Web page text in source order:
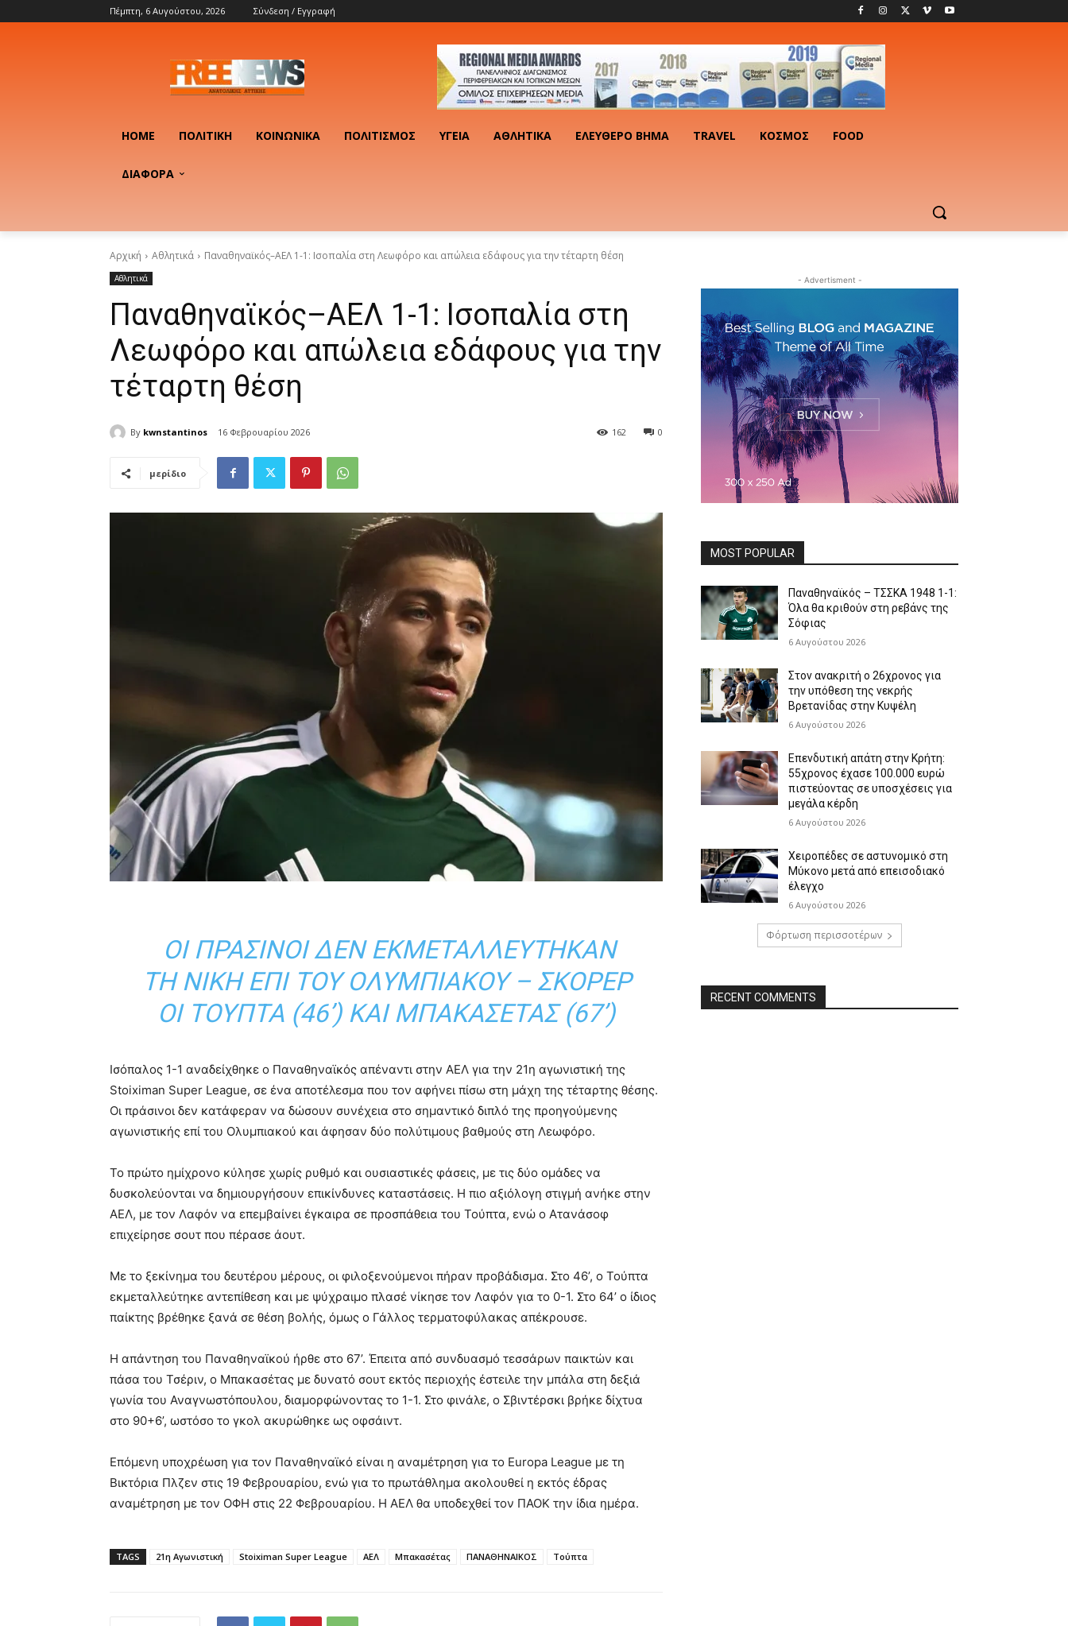
Πέμπτη, 6 Αυγούστου, 2026 Σύνδεση / Εγγραφή
HOME ΠΟΛΙΤΙΚΉ ΚΟΙΝΩΝΙΚΆ ΠΟΛΙΤΙΣΜΌΣ ΥΓΕΊΑ ΑΘΛΗΤΙΚΆ ΕΛΕΎΘΕΡΟ ΒΉΜΑ TRAVEL ΚΟΣΜΟΣ FOOD
ΔΙΑΦΟΡΑ
Αρχική Αθλητικά Παναθηναϊκός–ΑΕΛ 1-1: Ισοπαλία στη Λεωφόρο και απώλεια εδάφους για την τέταρτη θέση
Αθλητικά
Παναθηναϊκός–ΑΕΛ 1-1: Ισοπαλία στη
Λεωφόρο και απώλεια εδάφους για την
τέταρτη θέση
By kwnstantinos 16 Φεβρουαρίου 2026 0
162
μερίδιο
ΟΙ ΠΡΆΣΙΝΟΙ ΔΕΝ ΕΚΜΕΤΑΛΛΕΎΤΗΚΑΝ
ΤΗ ΝΊΚΗ ΕΠΊ ΤΟΥ ΟΛΥΜΠΙΑΚΟΎ – ΣΚΌΡΕΡ
ΟΙ ΤΟΎΠΤΑ (46’) ΚΑΙ ΜΠΑΚΑΣΈΤΑΣ (67’)
Ισόπαλος 1-1 αναδείχθηκε ο Παναθηναϊκός απέναντι στην ΑΕΛ για την 21η αγωνιστική της
Stoiximan Super League, σε ένα αποτέλεσμα που τον αφήνει πίσω στη μάχη της τέταρτης θέσης.
Οι πράσινοι δεν κατάφεραν να δώσουν συνέχεια στο σημαντικό διπλό της προηγούμενης
αγωνιστικής επί του Ολυμπιακού και άφησαν δύο πολύτιμους βαθμούς στη Λεωφόρο.
Το πρώτο ημίχρονο κύλησε χωρίς ρυθμό και ουσιαστικές φάσεις, με τις δύο ομάδες να
δυσκολεύονται να δημιουργήσουν επικίνδυνες καταστάσεις. Η πιο αξιόλογη στιγμή ανήκε στην
ΑΕΛ, με τον Λαφόν να επεμβαίνει έγκαιρα σε προσπάθεια του Τούπτα, ενώ ο Ατανάσοφ
επιχείρησε σουτ που πέρασε άουτ.
Με το ξεκίνημα του δευτέρου μέρους, οι φιλοξενούμενοι πήραν προβάδισμα. Στο 46’, ο Τούπτα
εκμεταλλεύτηκε αντεπίθεση και με ψύχραιμο πλασέ νίκησε τον Λαφόν για το 0-1. Στο 64’ ο ίδιος
παίκτης βρέθηκε ξανά σε θέση βολής, όμως ο Γάλλος τερματοφύλακας απέκρουσε.
Η απάντηση του Παναθηναϊκού ήρθε στο 67’. Έπειτα από συνδυασμό τεσσάρων παικτών και
πάσα του Τσέριν, ο Μπακασέτας με δυνατό σουτ εκτός περιοχής έστειλε την μπάλα στη δεξιά
γωνία του Αναγνωστόπουλου, διαμορφώνοντας το 1-1. Στο φινάλε, ο Σβιντέρσκι βρήκε δίχτυα
στο 90+6’, ωστόσο το γκολ ακυρώθηκε ως οφσάιντ.
Επόμενη υποχρέωση για τον Παναθηναϊκό είναι η αναμέτρηση για το Europa League με τη
Βικτόρια Πλζεν στις 19 Φεβρουαρίου, ενώ για το πρωτάθλημα ακολουθεί η εκτός έδρας
αναμέτρηση με τον ΟΦΗ στις 22 Φεβρουαρίου. Η ΑΕΛ θα υποδεχθεί τον ΠΑΟΚ την ίδια ημέρα.
TAGS 21η Αγωνιστική Stoiximan Super League ΑΕΛ Μπακασέτας ΠΑΝΑΘΗΝΑΙΚΟΣ Τούπτα
- Advertisment -
MOST POPULAR
Παναθηναϊκός – ΤΣΣΚΑ 1948 1-1:
Όλα θα κριθούν στη ρεβάνς της
Σόφιας
6 Αυγούστου 2026
Στον ανακριτή ο 26χρονος για
την υπόθεση της νεκρής
Βρετανίδας στην Κυψέλη
6 Αυγούστου 2026
Επενδυτική απάτη στην Κρήτη:
55χρονος έχασε 100.000 ευρώ
πιστεύοντας σε υποσχέσεις για
μεγάλα κέρδη
6 Αυγούστου 2026
Χειροπέδες σε αστυνομικό στη
Μύκονο μετά από επεισοδιακό
έλεγχο
6 Αυγούστου 2026
Φόρτωση περισσοτέρων
RECENT COMMENTS